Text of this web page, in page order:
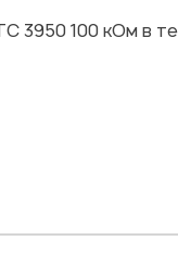
3950 100 кОм в